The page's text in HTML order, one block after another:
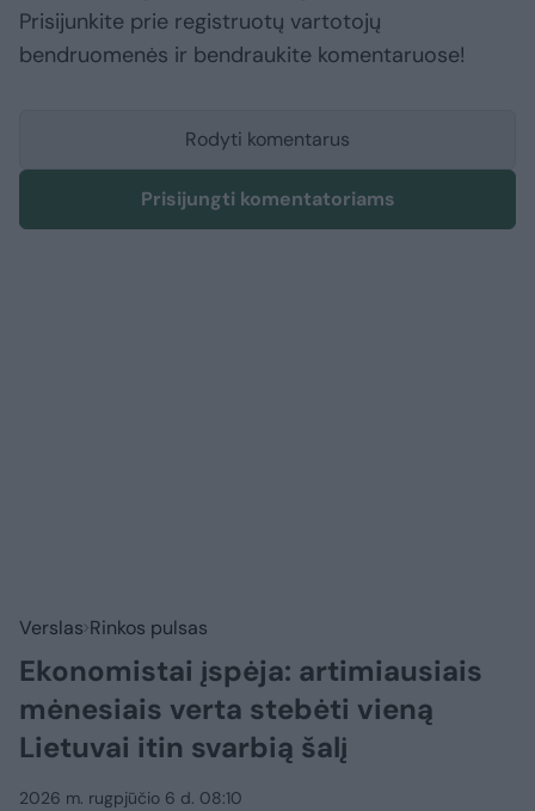
Prisijunkite prie registruotų vartotojų
bendruomenės ir bendraukite komentaruose!
Rodyti komentarus
Prisijungti komentatoriams
Verslas Rinkos pulsas
Ekonomistai įspėja: artimiausiais
mėnesiais verta stebėti vieną
Lietuvai itin svarbią šalį
2026 m. rugpjūčio 6 d. 08:10